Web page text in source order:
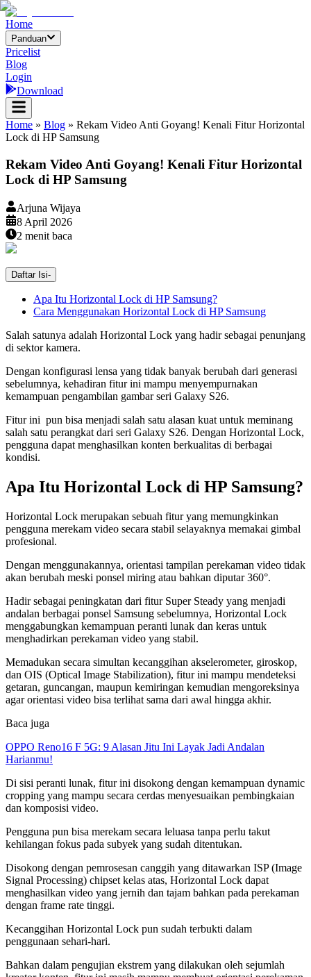
Home
Panduan
Pricelist
Blog
Login
Download
Home » Blog » Rekam Video Anti Goyang! Kenali Fitur Horizontal
Lock di HP Samsung
Rekam Video Anti Goyang! Kenali Fitur Horizontal
Lock di HP Samsung
Arjuna Wijaya
8 April 2026
2 menit baca
Daftar Isi-
Apa Itu Horizontal Lock di HP Samsung?
Cara Menggunakan Horizontal Lock di HP Samsung
Salah satunya adalah Horizontal Lock yang hadir sebagai penunjang
di sektor kamera.
Dengan konfigurasi lensa yang tidak banyak berubah dari generasi
sebelumnya, kehadiran fitur ini mampu menyempurnakan
kemampuan pengambilan gambar seri Galaxy S26.
Fitur ini pun bisa menjadi salah satu alasan kuat untuk meminang
salah satu perangkat dari seri Galaxy S26. Dengan Horizontal Lock,
pengguna dapat menghasilkan konten berkualitas di berbagai
kondisi.
Apa Itu Horizontal Lock di HP Samsung?
Horizontal Lock merupakan sebuah fitur yang memungkinkan
pengguna merekam video secara stabil selayaknya memakai gimbal
profesional.
Dengan menggunakannya, orientasi tampilan perekaman video tidak
akan berubah meski ponsel miring atau bahkan diputar 360°.
Hadir sebagai peningkatan dari fitur Super Steady yang menjadi
andalan berbagai ponsel Samsung sebelumnya, Horizontal Lock
menggabungkan kemampuan peranti lunak dan keras untuk
menghadirkan perekaman video yang stabil.
Memadukan secara simultan kecanggihan akselerometer, giroskop,
dan OIS (Optical Image Stabilization), fitur ini mampu mendeteksi
getaran, guncangan, maupun kemiringan kemudian mengoreksinya
agar orientasi video bisa terlihat sama dari awal hingga akhir.
Baca juga
OPPO Reno16 F 5G: 9 Alasan Jitu Ini Layak Jadi Andalan
Harianmu!
Di sisi peranti lunak, fitur ini disokong dengan kemampuan dynamic
cropping yang mampu secara cerdas menyesuaikan pembingkaian
dan komposisi video.
Pengguna pun bisa merekam secara leluasa tanpa perlu takut
kehilangan fokus pada subyek yang sudah ditentukan.
Disokong dengan pemrosesan canggih yang ditawarkan ISP (Image
Signal Processing) chipset kelas atas, Horizontal Lock dapat
menghasilkan video yang jernih dan tajam bahkan pada perekaman
dengan frame rate tinggi.
Kecanggihan Horizontal Lock pun sudah terbukti dalam
penggunaan sehari-hari.
Bahkan dalam pengujian ekstrem yang dilakukan oleh sejumlah